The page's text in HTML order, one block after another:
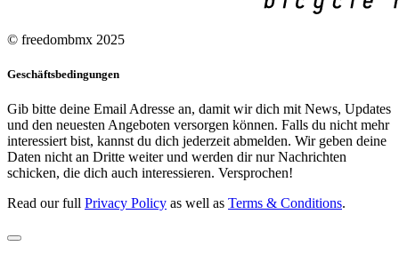
© freedombmx 2025
Geschäftsbedingungen
Gib bitte deine Email Adresse an, damit wir dich mit News, Updates
und den neuesten Angeboten versorgen können. Falls du nicht mehr
interessiert bist, kannst du dich jederzeit abmelden. Wir geben deine
Daten nicht an Dritte weiter und werden dir nur Nachrichten
schicken, die dich auch interessieren. Versprochen!
Read our full Privacy Policy as well as Terms & Conditions.